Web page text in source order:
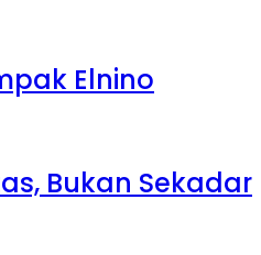
Elnino
Bukan Sekadar